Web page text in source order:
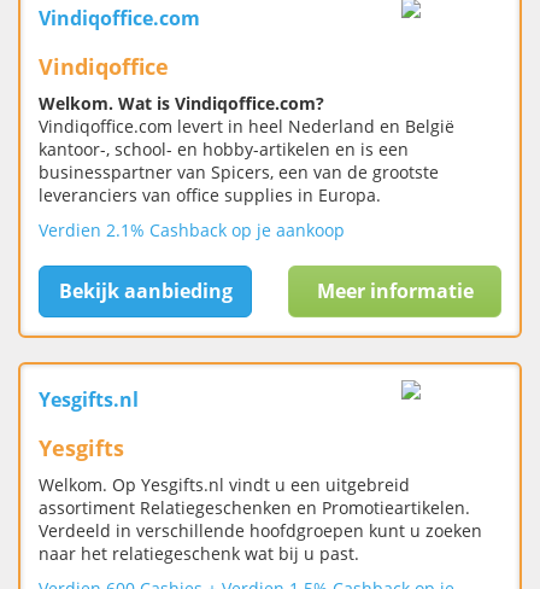
Vindiqoffice.com
Vindiqoffice
Welkom. Wat is Vindiqoffice.com?
Vindiqoffice.com levert in heel Nederland en België
kantoor-, school- en hobby-artikelen en is een
businesspartner van Spicers, een van de grootste
leveranciers van office supplies in Europa.
Verdien 2.1% Cashback op je aankoop
Bekijk aanbieding Meer informatie
Yesgifts.nl
Yesgifts
Welkom. Op Yesgifts.nl vindt u een uitgebreid
assortiment Relatiegeschenken en Promotieartikelen.
Verdeeld in verschillende hoofdgroepen kunt u zoeken
naar het relatiegeschenk wat bij u past.